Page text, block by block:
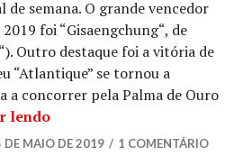
de semana. O grande vencedor
foi “Gisaengchung“, de
Outro destaque foi a vitória de
“Atlantique” se tornou a
a concorrer pela Palma de Ouro
lendoOs Vencedores do Festival
DE MAIO DE 2019 1 COMENTÁRIO